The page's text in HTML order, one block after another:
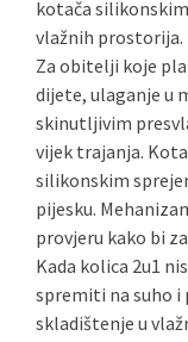
kotača
vlažnih prostorija.
Za obitelji koje
dijete, ulaganje u
skinutljivim
vijek trajanja.
silikonskim
pijesku.
provjeru kako bi
Kada kolica 2u1
spremiti na suho
skladištenje u